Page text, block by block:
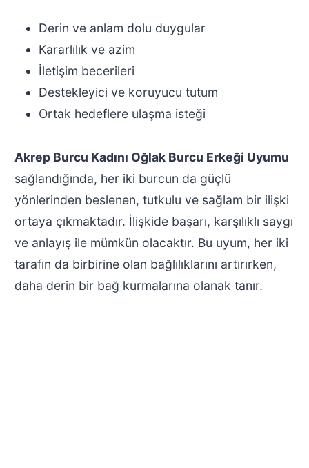
Derin ve anlam dolu duygular
Kararlılık ve azim
İletişim becerileri
Destekleyici ve koruyucu tutum
Ortak hedeflere ulaşma isteği
Akrep Burcu Kadını Oğlak Burcu Erkeği Uyumu
sağlandığında, her iki burcun da güçlü
yönlerinden beslenen, tutkulu ve sağlam bir ilişki
ortaya çıkmaktadır. İlişkide başarı, karşılıklı saygı
ve anlayış ile mümkün olacaktır. Bu uyum, her iki
tarafın da birbirine olan bağlılıklarını artırırken,
daha derin bir bağ kurmalarına olanak tanır.